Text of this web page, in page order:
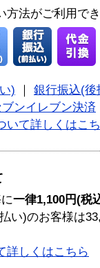
方法がご利用で
)
銀行振込(後
ブンイレブン決済
いて詳しくはこ
一律1,100円(税
い)のお客様は
詳しくはこちら